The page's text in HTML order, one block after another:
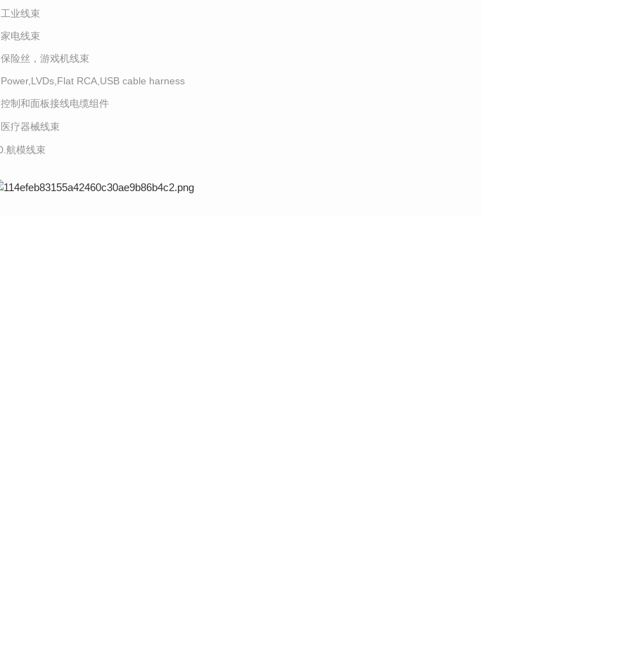
业线束
电线束
险丝，游戏机线束
RCA,USB cable harness
制和面板接线电缆组件
疗器械线束
航模线束